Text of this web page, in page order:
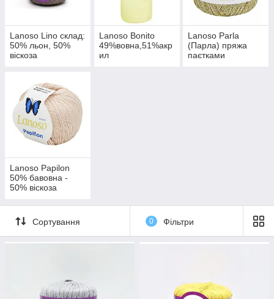
Lanoso Lino склад:
50% льон, 50%
віскоза
Lanoso Bonito
49%вовна,51%акр
ил
Lanoso Parla
(Парла) пряжа
паєтками
Lanoso Papilon
50% бавовна -
50% віскоза
Сортування 0 Фільтри